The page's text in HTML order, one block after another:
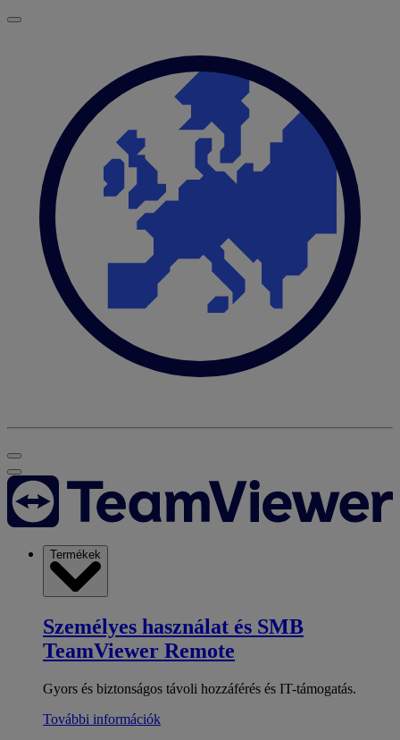
Termékek
Személyes használat és SMB
TeamViewer Remote
Gyors és biztonságos távoli hozzáférés és IT-támogatás.
További információk